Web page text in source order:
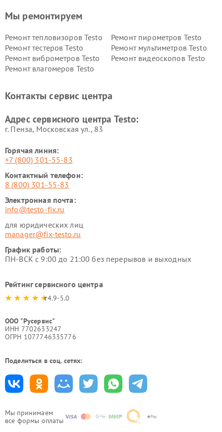
Мы принимаем
все формы оплаты
Мы ремонтируем
Ремонт тепловизоров Testo
Ремонт пирометров Testo
Ремонт тестеров Testo
Ремонт мультиметров Testo
Ремонт виброметров Testo
Ремонт видеоскопов Testo
Ремонт влагомеров Testo
Контакты сервис центра
Адрес сервисного центра Testo:
г. Пенза, Московская ул., 83
Горячая линия:
+7 (800) 301-55-83
Контактный телефон:
8 (800) 301-55-83
Электронная почта:
info@testo-fix.ru
для юридических лиц
manager@fix-testo.ru
График работы:
ПН-ВСК с 9:00 до 21:00 без перерывов и выходных
Рейтинг сервисного центра
4.9-5.0
ООО "Русервис"
ИНН 7702633247
ОГРН 1077746335776
Поделиться в соц. сетях: